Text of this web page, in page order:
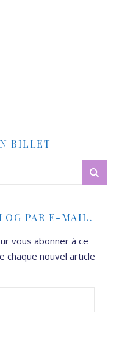
BILLET
PAR E-MAIL.
vous abonner à ce
chaque nouvel article